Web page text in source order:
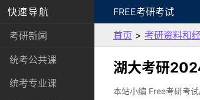
快速导航
考研新闻
统考公共课
统考专业课
FREE考研考试
首页 > 考研资料和
湖大考研
本站小编 Free考研考